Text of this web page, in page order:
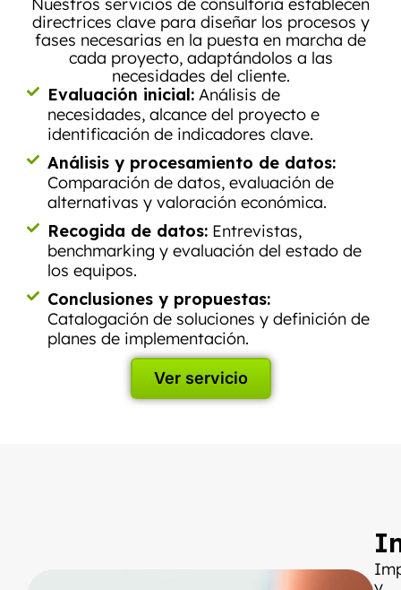
directrices clave para diseñar los procesos y
fases necesarias en la puesta en marcha de
cada proyecto, adaptándolos a las
necesidades del cliente.
Evaluación inicial:Análisis de
necesidades, alcance del proyecto e
identificación de indicadores clave.
Análisis y procesamiento de datos:
Comparación de datos, evaluación de
alternativas y valoración económica.
Recogida de datos:Entrevistas,
benchmarking y evaluación del estado de
los equipos.
Conclusiones y propuestas:
Catalogación de soluciones y definición de
planes de implementación.
Ver servicio